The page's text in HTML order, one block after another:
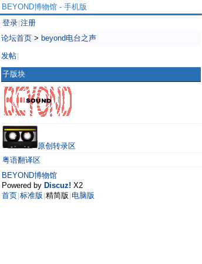
BEYOND博物馆 - 手机版
登录 注册
论坛首页 > beyond电台之声
发帖
子版块
原创转录区
粤语翻译区
BEYOND博物馆
Powered by Discuz! X2
首页 标准版 精简版 电脑版